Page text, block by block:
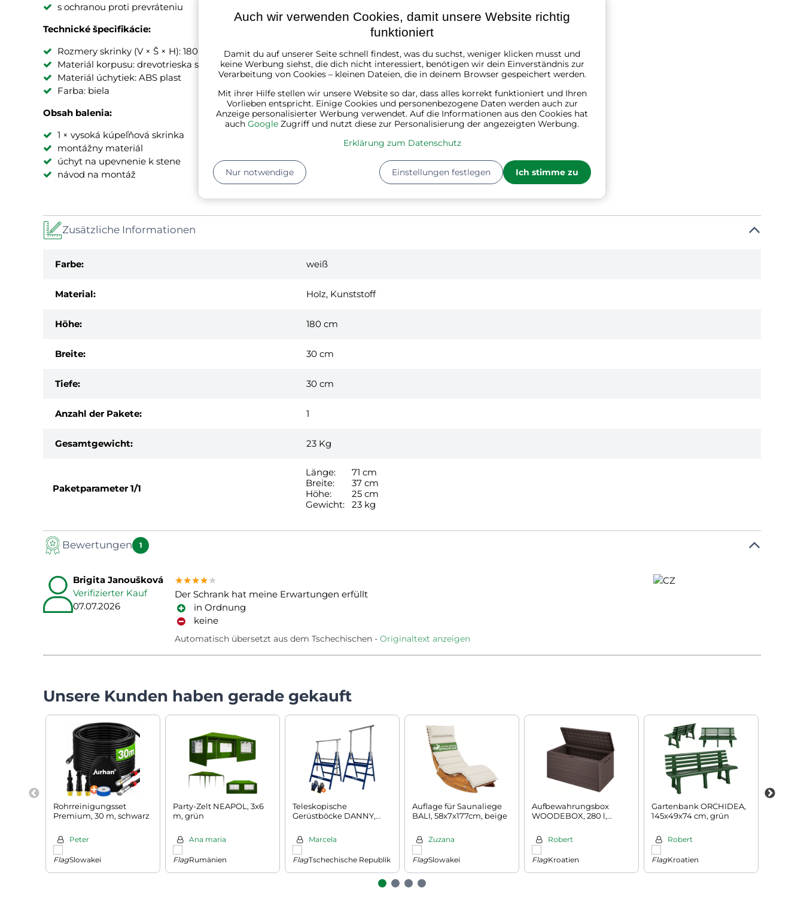
s ochranou proti prevráteniu
Technické špecifikácie:
Rozmery skrinky (V × Š × H): 180 × 30 × 30 cm
Materiál korpusu: drevotrieska s melamínovým povrchom
Materiál úchytiek: ABS plast
Farba: biela
Obsah balenia:
1 × vysoká kúpeľňová skrinka
montážny materiál
úchyt na upevnenie k stene
návod na montáž
Zusätzliche Informationen
Farbe: weiß
Material: Holz, Kunststoff
Höhe: 180 cm
Breite: 30 cm
Tiefe: 30 cm
Anzahl der Pakete: 1
Gesamtgewicht: 23 Kg
Paketparameter1/1
Länge:
71 cm
Breite:
37 cm
Höhe:
25 cm
Gewicht:
23 kg
Bewertungen 1
Brigita Janoušková
Verifizierter Kauf
07.07.2026
★★★★★
★★★★★
★★★★★
Der Schrank hat meine Erwartungen erfüllt
in Ordnung
keine
Automatisch übersetzt aus dem Tschechischen Originaltext anzeigen
Unsere Kunden haben gerade gekauft
Rohrreinigungsset
Premium, 30 m, schwarz
Peter
Slowakei
Party-Zelt NEAPOL, 3x6
m, grün
Ana maria
Rumänien
Teleskopische
Gerüstböcke DANNY,
69x57x81-130 cm,
silber/blau
Marcela
Tschechische Republik
Auflage für Saunaliege
BALI, 58x7x177cm, beige
Zuzana
Slowakei
Aufbewahrungsbox
WOODEBOX, 280 l,
dunkelbraun
Robert
Kroatien
Gartenbank ORCHIDEA,
145x49x74 cm, grün
Robert
Kroatien
Auch wir verwenden Cookies, damit unsere Website richtig
funktioniert
Damit du auf unserer Seite schnell findest, was du suchst, weniger klicken musst und
keine Werbung siehst, die dich nicht interessiert, benötigen wir dein Einverständnis zur
Verarbeitung von Cookies – kleinen Dateien, die in deinem Browser gespeichert werden.
Mit ihrer Hilfe stellen wir unsere Website so dar, dass alles korrekt funktioniert und Ihren
Vorlieben entspricht. Einige Cookies und personenbezogene Daten werden auch zur
Anzeige personalisierter Werbung verwendet. Auf die Informationen aus den Cookies hat
auch Google Zugriff und nutzt diese zur Personalisierung der angezeigten Werbung.
Erklärung zum Datenschutz
Einstellungen festlegen Ich stimme zu
Nur notwendige